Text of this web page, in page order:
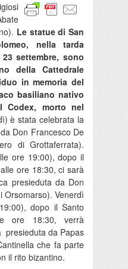
Le statue di San
nella tarda
settembre, sono
della Cattedrale
in memoria del
basiliano nativo
Codex, morto nel
è stata celebrata la
Don Francesco De
di Grottaferrata).
ore 19:00), dopo il
ore 18:30, ci sarà
presieduta da Don
Orsomarso). Venerdì
dopo il Santo
ore 18:30, verrà
presieduta da Papas
che fa parte
il rito bizantino.